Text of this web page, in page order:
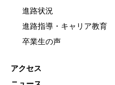
進路状況
進路指導・キャリア教育
卒業生の声
アクセス